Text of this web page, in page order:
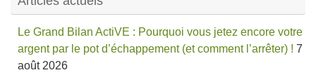
Le Grand Bilan ActiVE : Pourquoi vous jetez encore votre
argent par le pot d’échappement (et comment l’arrêter) ! 7
août 2026